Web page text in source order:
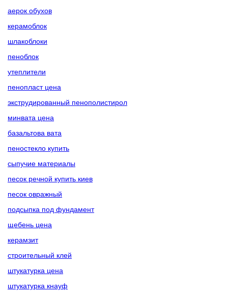
аерок обухов
керамоблок
шлакоблоки
пеноблок
утеплители
пенопласт цена
экструдированный пенополистирол
минвата цена
базальтова вата
пеностекло купить
сыпучие материалы
песок речной купить киев
песок овражный
подсыпка под фундамент
щебень цена
керамзит
строительный клей
штукатурка цена
штукатурка кнауф